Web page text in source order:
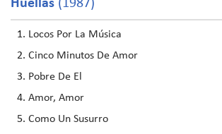
Huellas (1987)
Locos Por La Música
Cinco Minutos De Amor
Pobre De El
Amor, Amor
Como Un Susurro